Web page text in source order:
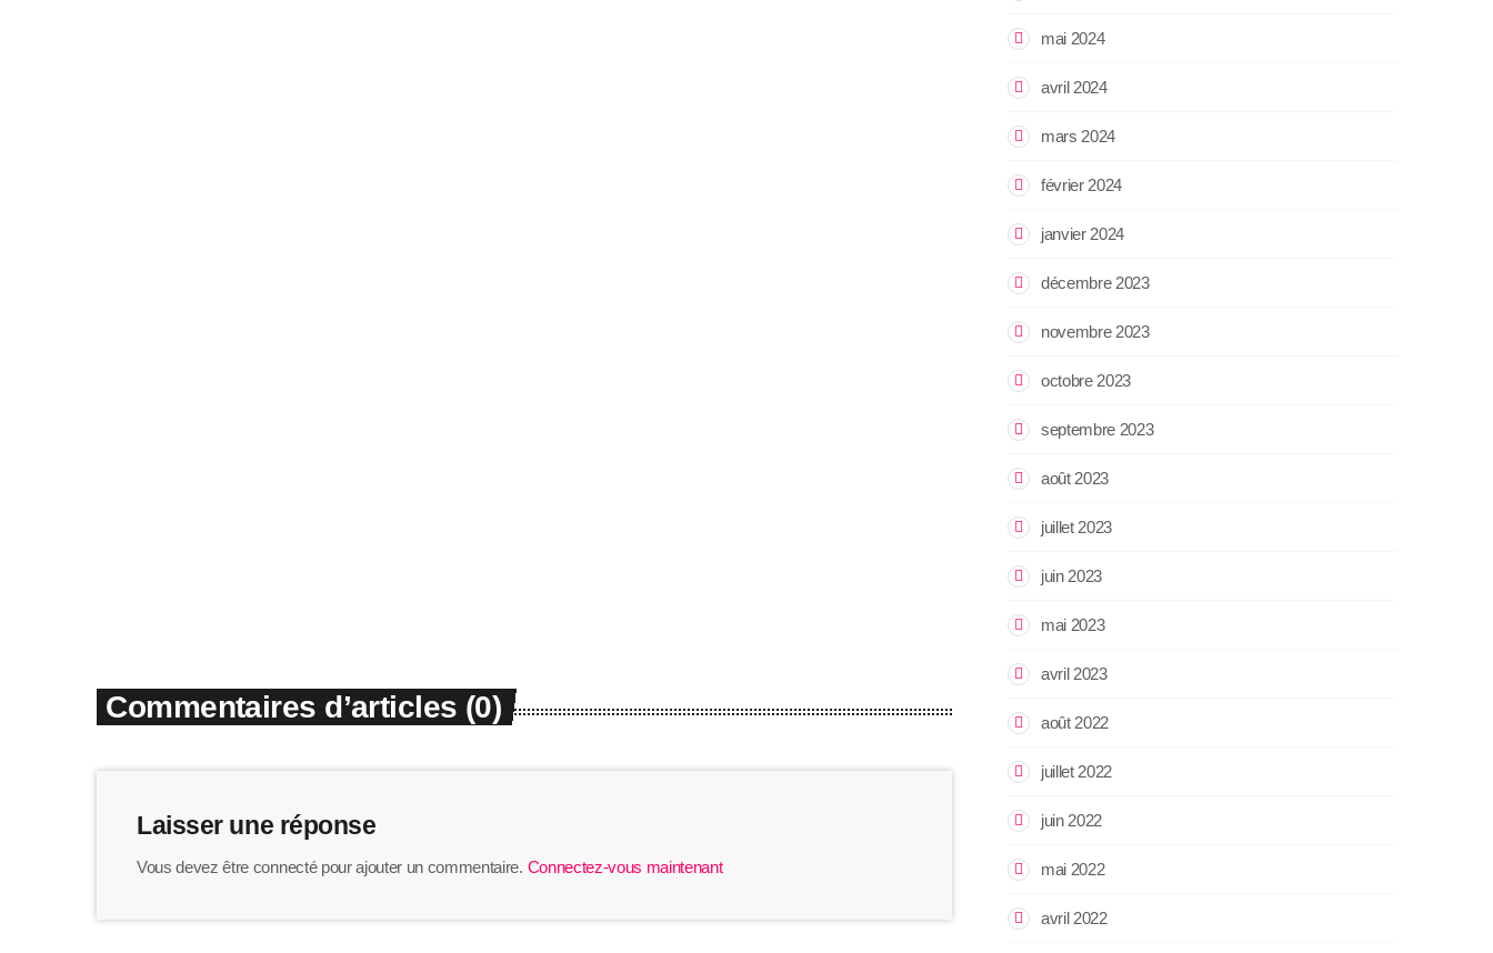
Commentaires d’articles (0)
Laisser une réponse
Vous devez être connecté pour ajouter un commentaire. Connectez-vous maintenant
mai 2024
avril 2024
mars 2024
février 2024
janvier 2024
décembre 2023
novembre 2023
octobre 2023
septembre 2023
août 2023
juillet 2023
juin 2023
mai 2023
avril 2023
août 2022
juillet 2022
juin 2022
mai 2022
avril 2022